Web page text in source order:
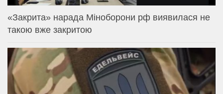
«Закрита» нарада Міноборони рф виявилася не
такою вже закритою